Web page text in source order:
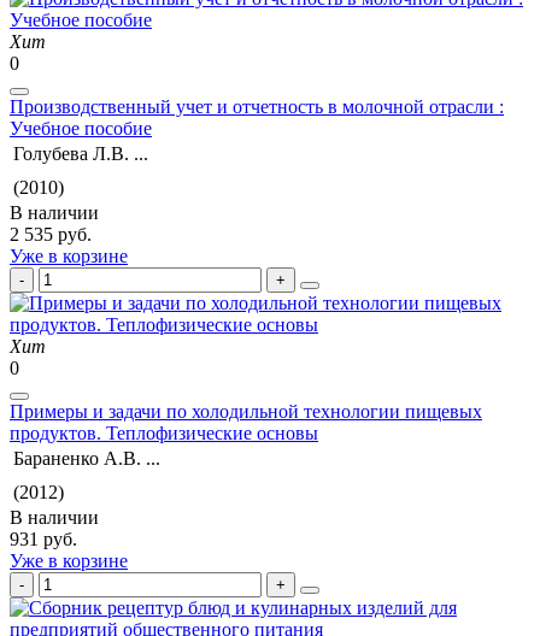
Хит
0
Производственный учет и отчетность в молочной отрасли :
Учебное пособие
Голубева Л.В. ...
(2010)
В наличии
2 535 руб.
Уже в корзине
Хит
0
Примеры и задачи по холодильной технологии пищевых
продуктов. Теплофизические основы
Бараненко А.В. ...
(2012)
В наличии
931 руб.
Уже в корзине